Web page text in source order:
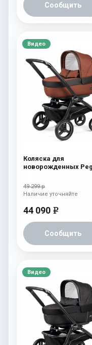
Сообщить
Видео
Коляска для
новорожденных Peg
Terracotta
49 299 р
44 090 e
Сообщить
Наличие уточняйте
Видео